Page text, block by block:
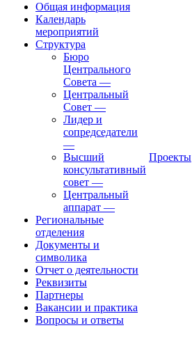
Общая информация
Календарь
мероприятий
Структура
Бюро
Центрального
Совета —
Центральный
Совет —
Лидер и
сопредседатели
—
Высший
консультативный
совет —
Центральный
аппарат —
Региональные
отделения
Документы и
символика
Отчет о деятельности
Реквизиты
Партнеры
Вакансии и практика
Вопросы и ответы
Проекты